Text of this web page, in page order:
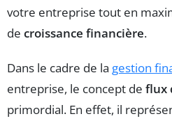
votre entreprise tout en
de croissance financière.
Dans le cadre de la gestion
entreprise, le concept de flux
primordial. En effet, il